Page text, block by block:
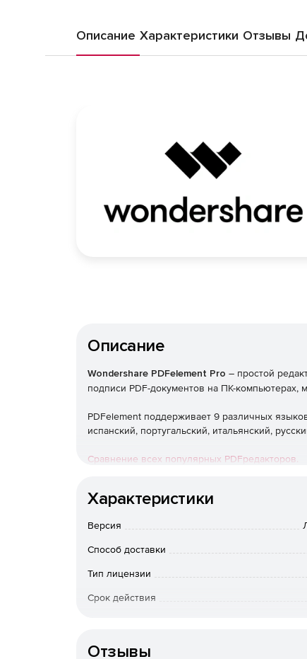
Описание Характеристики Отзывы
Описание
Wondershare PDFelement Pro – простой
подписи PDF-документов на ПК-компьютерах,
PDFelement поддерживает 9 различных
испанский, португальский, итальянский,
Cравнение всех популярных PDFредакторов.
Регулирование размера страницы и
Создание PDF-документов
Характеристики
Версия
Способ доставки
Тип лицензии
Срок действия
Отзывы